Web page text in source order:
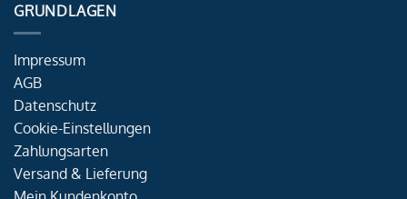
GRUNDLAGEN
Impressum
AGB
Datenschutz
Cookie-Einstellungen
Zahlungsarten
Versand & Lieferung